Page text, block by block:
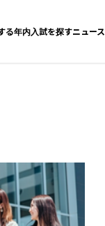
る年内入試を探すニュース